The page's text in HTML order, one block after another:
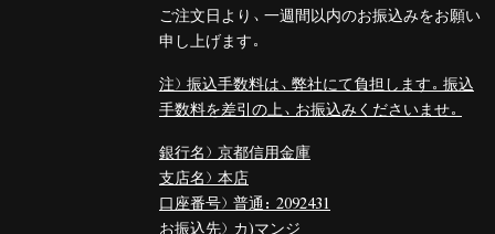
ご注文日より、一週間以内のお振込みをお願い
申し上げます。
注）振込手数料は、弊社にて負担します。振込
手数料を差引の上、お振込みくださいませ。
銀行名）京都信用金庫
支店名）本店
口座番号）普通：2092431
お振込先）カ)マンジ